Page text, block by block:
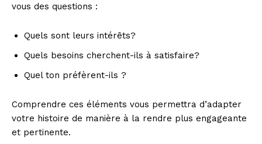
vous des questions :
Quels sont leurs intérêts?
Quels besoins cherchent-ils à satisfaire?
Quel ton préfèrent-ils ?
Comprendre ces éléments vous permettra d’adapter
votre histoire de manière à la rendre plus engageante
et pertinente.